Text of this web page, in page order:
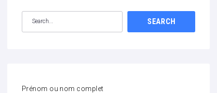
SEARCH
Prénom ou nom complet